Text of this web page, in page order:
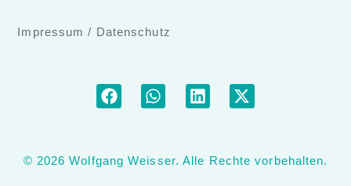
Impressum / Datenschutz
© 2026 Wolfgang Weisser. Alle Rechte vorbehalten.